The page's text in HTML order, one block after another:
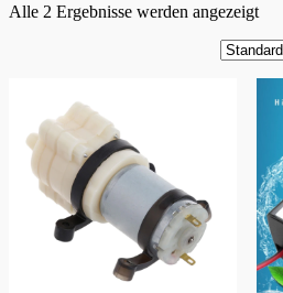
Alle 2 Ergebnisse werden angezeigt